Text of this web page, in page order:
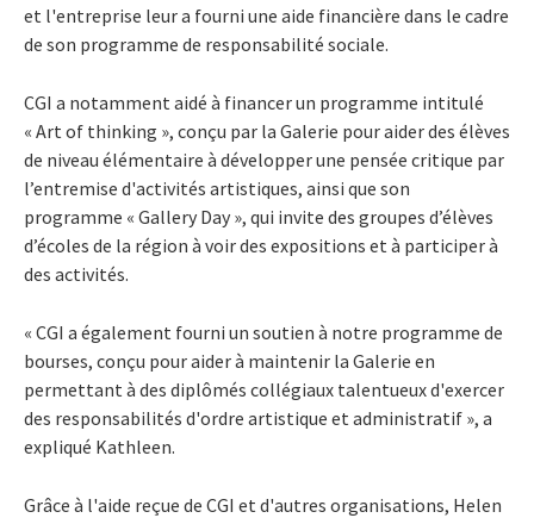
et l'entreprise leur a fourni une aide financière dans le cadre
de son programme de responsabilité sociale.
CGI a notamment aidé à financer un programme intitulé
« Art of thinking », conçu par la Galerie pour aider des élèves
de niveau élémentaire à développer une pensée critique par
l’entremise d'activités artistiques, ainsi que son
programme « Gallery Day », qui invite des groupes d’élèves
d’écoles de la région à voir des expositions et à participer à
des activités.
« CGI a également fourni un soutien à notre programme de
bourses, conçu pour aider à maintenir la Galerie en
permettant à des diplômés collégiaux talentueux d'exercer
des responsabilités d'ordre artistique et administratif », a
expliqué Kathleen.
Grâce à l'aide reçue de CGI et d'autres organisations, Helen